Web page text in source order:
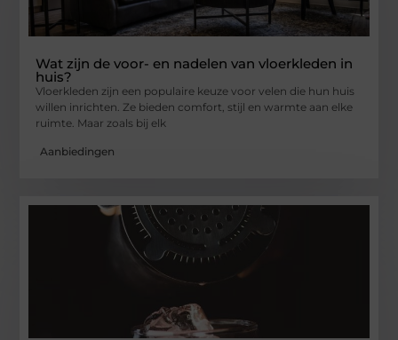
Wat zijn de voor- en nadelen van vloerkleden in
huis?
Vloerkleden zijn een populaire keuze voor velen die hun huis
willen inrichten. Ze bieden comfort, stijl en warmte aan elke
ruimte. Maar zoals bij elk
Aanbiedingen